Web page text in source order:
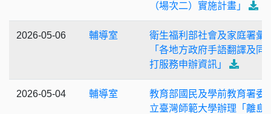
（場次二）實施計畫」
2026-05-06 輔導室
衛生福利部社會及家庭署彙
「各地方政府手語翻譯及同
打服務申辦資訊」
2026-05-04 輔導室
教育部國民及學前教育署委
立臺灣師範大學辦理「離島